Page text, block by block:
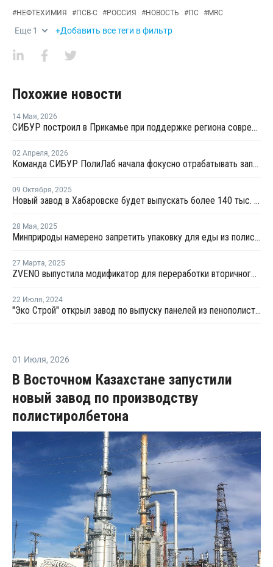
#НЕФТЕХИМИЯ #ПСВ-С #РОССИЯ #НОВОСТЬ #ПС #MRC
Еще 1 +Добавить все теги в фильтр
Похожие новости
14 Мая, 2026
СИБУР построил в Прикамье при поддержке региона современный складской комплекс
02 Апреля, 2026
Команда СИБУР ПолиЛаб начала фокусно отрабатывать запрос рынка и дивизиона "Потребительские товары"
09 Октября, 2025
Новый завод в Хабаровске будет выпускать более 140 тыс. кв. м сэндвич-панелей в год
28 Мая, 2025
Минприроды намерено запретить упаковку для еды из полистирола
27 Марта, 2025
ZVENO выпустила модификатор для переработки вторичного ПС
22 Июля, 2024
"Эко Строй" открыл завод по выпуску панелей из пенополистирола
01 Июля, 2026
В Восточном Казахстане запустили
новый завод по производству
полистиролбетона